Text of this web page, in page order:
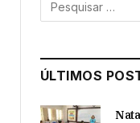
ÚLTIMOS